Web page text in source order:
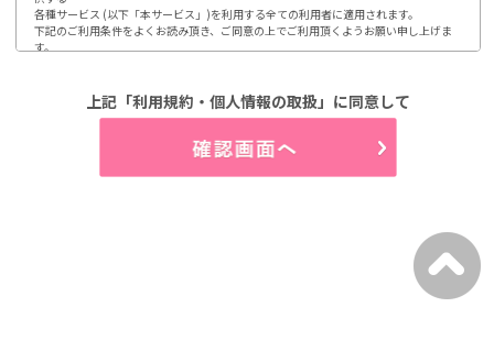
各種サービス (以下「本サービス」)を利用する全ての利用者に適用されます。
下記のご利用条件をよくお読み頂き、ご同意の上でご利用頂くようお願い申し上げま
す。
1.第1条 利用及び登録
利用登録やお申込みは、当社が定める方法によって行って頂きます。
又、登録情報に変更が発生した場合、速やかに登録内容を修正するものとします。
(1)開示などのご請求のお申し出先
2.第2条 個人情報の取り扱い
利用者は、当社のサービス利用にあたって以下の行為を行わないものとします。
上記「利用規約・個人情報の取扱」に同意して